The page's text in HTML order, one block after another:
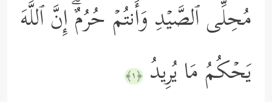
مُحِلِّی ٱلصَّیۡدِ وَأَنتُمۡ حُرُمٌۗ إِنَّ ٱللَّهَ
یَحۡكُمُ مَا یُرِیدُ ﴿١﴾